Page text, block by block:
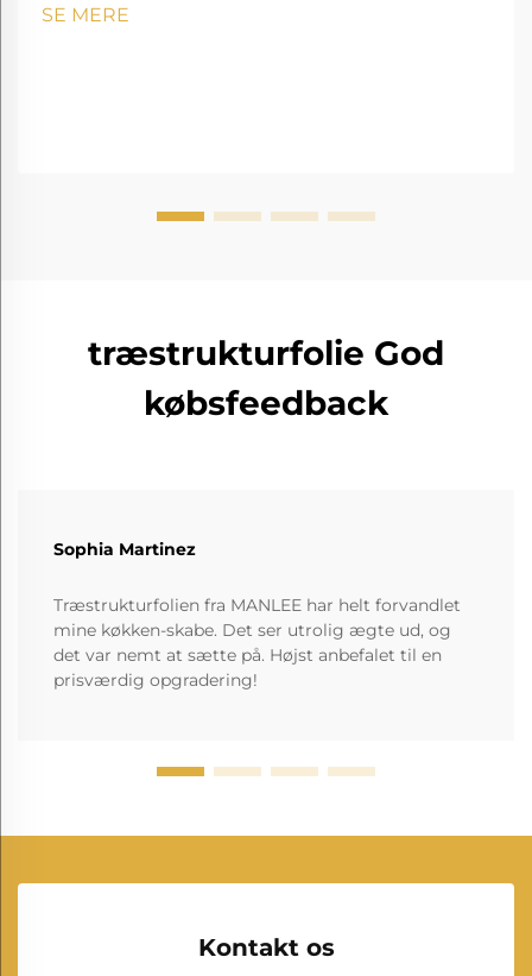
SE MERE
træstrukturfolie God
købsfeedback
Sophia Martinez
Træstrukturfolien fra MANLEE har helt forvandlet
mine køkken-skabe. Det ser utrolig ægte ud, og
det var nemt at sætte på. Højst anbefalet til en
prisværdig opgradering!
Kontakt os